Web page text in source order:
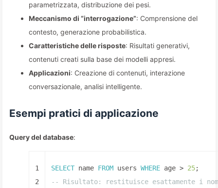
parametrizzata, distribuzione dei pesi.
Meccanismo di “interrogazione”: Comprensione del
contesto, generazione probabilistica.
Caratteristiche delle risposte: Risultati generativi,
contenuti creati sulla base dei modelli appresi.
Applicazioni: Creazione di contenuti, interazione
conversazionale, analisi intelligente.
Esempi pratici di applicazione
Query del database:
1
2
SELECT name FROM users WHERE age > 25;
-- Risultato: restituisce esattamente i